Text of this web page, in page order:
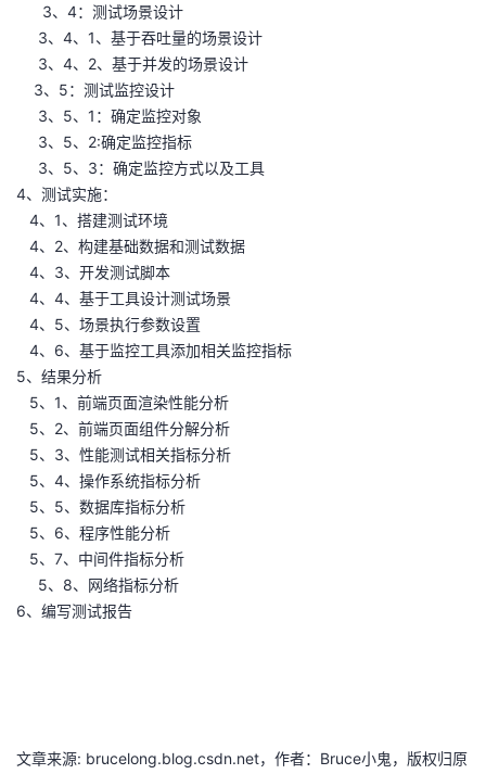
3、4：测试场景设计
3、4、1、基于吞吐量的场景设计
3、4、2、基于并发的场景设计
3、5：测试监控设计
3、5、1：确定监控对象
3、5、2:确定监控指标
3、5、3：确定监控方式以及工具
4、测试实施：
4、1、搭建测试环境
4、2、构建基础数据和测试数据
4、3、开发测试脚本
4、4、基于工具设计测试场景
4、5、场景执行参数设置
4、6、基于监控工具添加相关监控指标
5、结果分析
5、1、前端页面渲染性能分析
5、2、前端页面组件分解分析
5、3、性能测试相关指标分析
5、4、操作系统指标分析
5、5、数据库指标分析
5、6、程序性能分析
5、7、中间件指标分析
5、8、网络指标分析
6、编写测试报告
文章来源: brucelong.blog.csdn.net，作者：Bruce小鬼，版权归原